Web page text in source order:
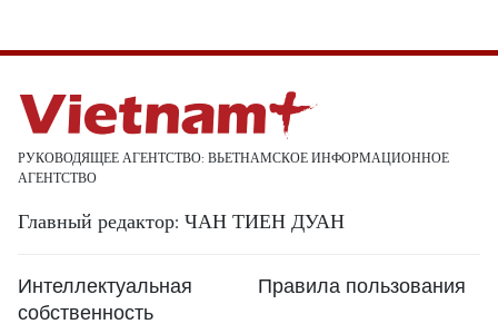
РУКОВОДЯЩЕЕ АГЕНТСТВО: ВЬЕТНАМСКОЕ ИНФОРМАЦИОННОЕ
АГЕНТСТВО
Главный редактор: ЧАН ТИЕН ДУАН
Интеллектуальная
собственность
Правила пользования